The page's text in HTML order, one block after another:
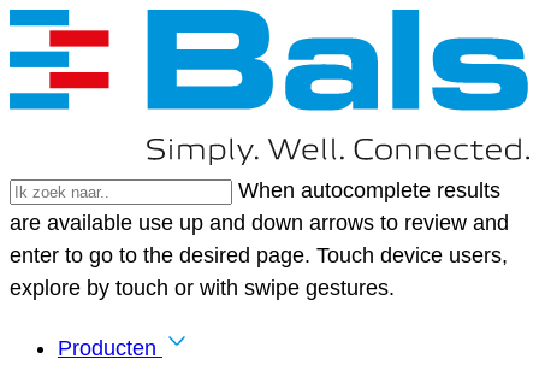
When autocomplete results
are available use up and down arrows to review and
enter to go to the desired page. Touch device users,
explore by touch or with swipe gestures.
Producten